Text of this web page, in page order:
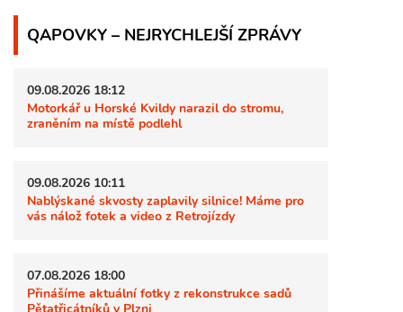
QAPOVKY – NEJRYCHLEJŠÍ ZPRÁVY
09.08.2026 18:12
Motorkář u Horské Kvildy narazil do stromu,
zraněním na místě podlehl
09.08.2026 10:11
Nablýskané skvosty zaplavily silnice! Máme pro
vás nálož fotek a video z Retrojízdy
07.08.2026 18:00
Přinášíme aktuální fotky z rekonstrukce sadů